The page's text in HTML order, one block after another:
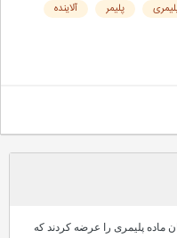
پلیمر
آلاینده
پلیمری را عرضه کردند که